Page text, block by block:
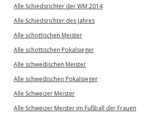
Alle Schiedsrichter der WM 2014
Alle Schiedsrichter des Jahres
Alle schottischen Meister
Alle schottischen Pokalsieger
Alle schwedischen Meister
Alle schwedischen Pokalsieger
Alle Schweizer Meister
Alle Schweizer Meister im Fußball der Frauen